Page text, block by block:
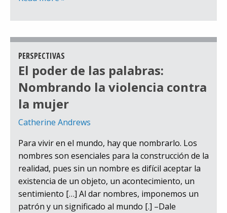
PERSPECTIVAS
El poder de las palabras:
Nombrando la violencia contra
la mujer
Catherine Andrews
Para vivir en el mundo, hay que nombrarlo. Los
nombres son esenciales para la construcción de la
realidad, pues sin un nombre es difícil aceptar la
existencia de un objeto, un acontecimiento, un
sentimiento […] Al dar nombres, imponemos un
patrón y un significado al mundo [.] –Dale